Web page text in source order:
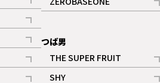
ギャラリー
記事
つば男
THE SUPER FRUIT
記事
SHY